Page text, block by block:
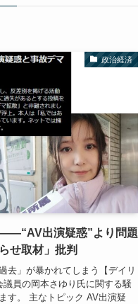
政治経済
出演疑惑”より問題
せ取材」批判
去」が暴かれてしまう【デイリ
員の岡本さゆり氏に関する騒
す。 主なトピック AV出演疑